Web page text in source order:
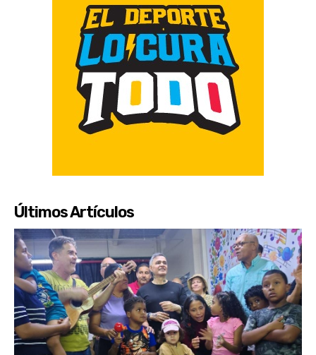
Últimos Artículos